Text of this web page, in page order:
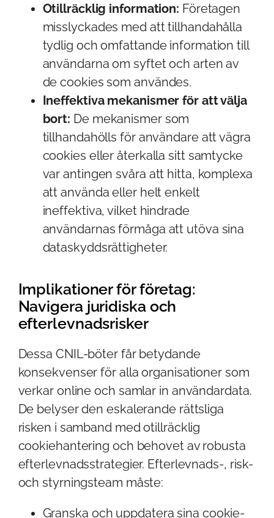
Otillräcklig information: Företagen
misslyckades med att tillhandahålla
tydlig och omfattande information till
användarna om syftet och arten av
de cookies som användes.
Ineffektiva mekanismer för att välja
bort: De mekanismer som
tillhandahölls för användare att vägra
cookies eller återkalla sitt samtycke
var antingen svåra att hitta, komplexa
att använda eller helt enkelt
ineffektiva, vilket hindrade
användarnas förmåga att utöva sina
dataskyddsrättigheter.
Implikationer för företag:
Navigera juridiska och
efterlevnadsrisker
Dessa CNIL-böter får betydande
konsekvenser för alla organisationer som
verkar online och samlar in användardata.
De belyser den eskalerande rättsliga
risken i samband med otillräcklig
cookiehantering och behovet av robusta
efterlevnadsstrategier. Efterlevnads-, risk-
och styrningsteam måste:
Granska och uppdatera sina cookie-